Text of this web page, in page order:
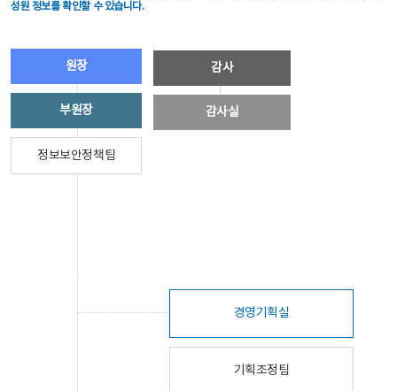
성원 정보를 확인할 수 있습니다.
원장
부원장
정보보안정책팀
감사
감사실
경영기획실
기획조정팀